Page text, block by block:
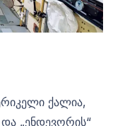
ქალია,
„ენდევორის“